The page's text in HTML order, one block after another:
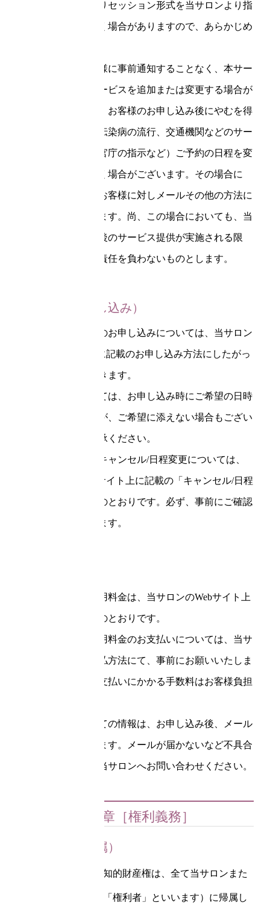
的情勢などによりセッション形式を当サロンより指
定させていただく場合がありますので、あらかじめ
当サロンはお客様に事前通知することなく、本サー
ビスに新しいサービスを追加または変更する場合が
あります。また、お客様のお申し込み後にやむを得
ず（天災地変や伝染病の流行、交通機関などのサー
ビスの停止、公官庁の指示など）ご予約の日程を変
更させていただく場合がございます。その場合に
は、すみやかにお客様に対しメールその他の方法に
より通知いたします。尚、この場合においても、当
サロンは、変更後のサービス提供が実施される限
り、返金などの責任を負わないものとします。
第4条（利用申し込み）
本サービス利用のお申し込みについては、当サロン
のWebサイト上に記載のお申し込み方法にしたがっ
て行っていただきます。
利用日時については、お申し込み時にご希望の日時
をいただきますが、ご希望に添えない場合もござい
ます。予めご了承ください。
お申し込み後のキャンセル/日程変更については、
当サロンのWebサイト上に記載の「キャンセル/日程
変更について」のとおりです。必ず、事前にご確認
をお願いいたします。
本サービスの利用料金は、当サロンのWebサイト上
に記載の料金表のとおりです。
本サービスの利用料金のお支払いについては、当サ
ロン指定のお支払方法にて、事前にお願いいたしま
す。なお、各お支払いにかかる手数料はお客様負担
お支払いについての情報は、お申し込み後、メール
にてご案内されます。メールが届かないなど不具合
がありましたら当サロンへお問い合わせください。
第２章［権利義務］
第6条（権利帰属）
本サービスに関する知的財産権は、全て当サロンまた
はその関係者（以下「権利者」といいます）に帰属し